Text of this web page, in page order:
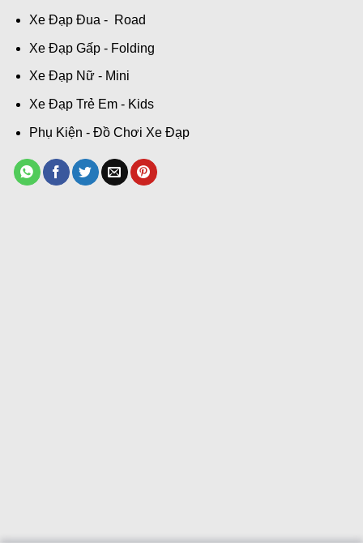
Xe Đạp Đua - Road
Xe Đạp Gấp - Folding
Xe Đạp Nữ - Mini
Xe Đạp Trẻ Em - Kids
Phụ Kiện - Đồ Chơi Xe Đạp